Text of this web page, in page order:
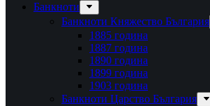
Банкноти
Банкноти Княжество България
1885 година
1887 година
1890 година
1899 година
1903 година
Банкноти Царство България